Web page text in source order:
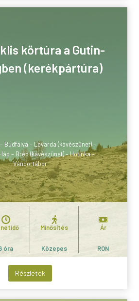
körtúra a Gutin-
(kerékpártúra)
Budfalva – Lovarda (kávészünet) –
– Bréb (kávészünet) – Hotinka –
Vándortábor
óra
Minősítés
Közepes
Ár
RON
Részletek